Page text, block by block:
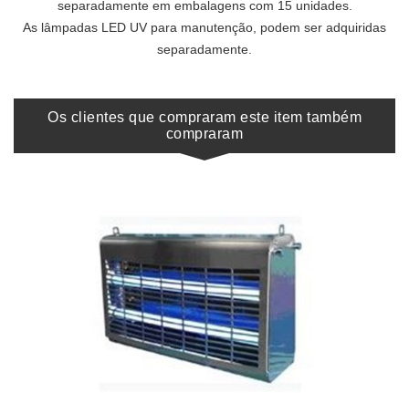
separadamente em embalagens com 15 unidades.
As lâmpadas LED UV para manutenção, podem ser adquiridas
separadamente.
Os clientes que compraram este item também
compraram